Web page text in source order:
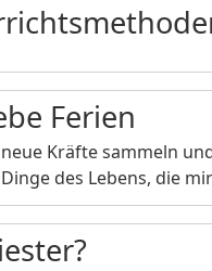
Ferien
Kräfte sammeln
des Lebens, die